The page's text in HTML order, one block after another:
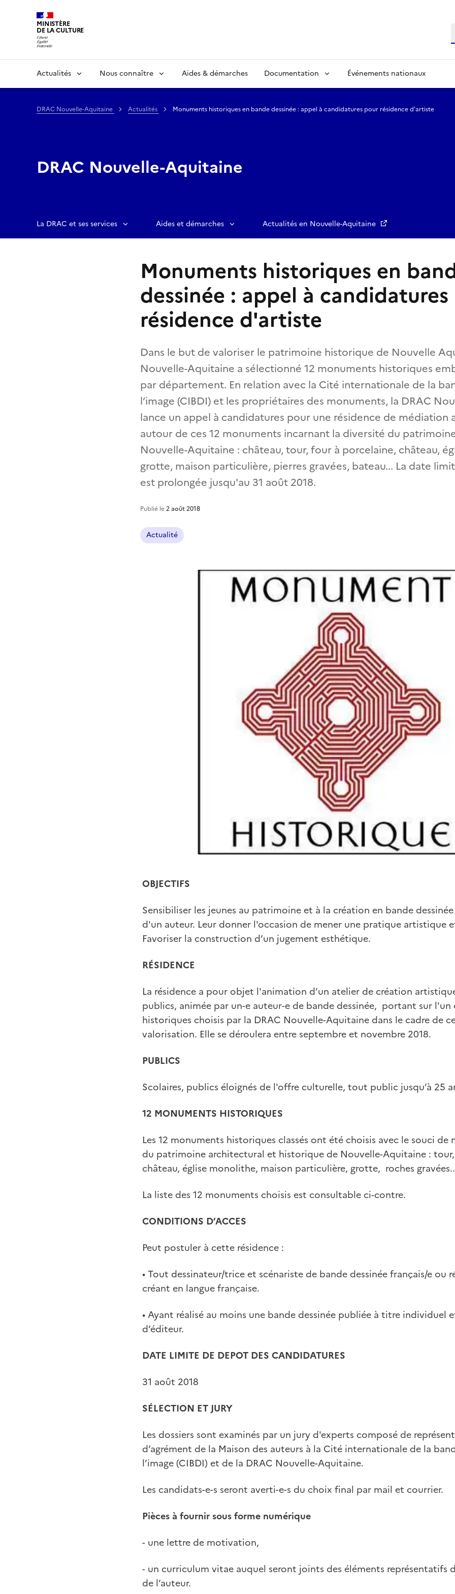
MINISTÈRE
DE LA CULTURE
Actualités Nous connaître Aides & démarches Documentation Événements nationaux
DRAC Nouvelle-Aquitaine Actualités Monuments historiques en bande dessinée : appel à candidatures pour résidence d'artiste
DRAC Nouvelle-Aquitaine
La DRAC et ses services Aides et démarches Actualités en Nouvelle-Aquitaine
Monuments historiques en
dessinée : appel à
résidence d'artiste
Dans le but de valoriser le patrimoine historique de Nouvelle
Nouvelle-Aquitaine a sélectionné 12 monuments historiques
par département. En relation avec la Cité internationale de la
l’image (CIBDI) et les propriétaires des monuments, la DRAC
lance un appel à candidatures pour une résidence de médiation
autour de ces 12 monuments incarnant la diversité du
Nouvelle-Aquitaine : château, tour, four à porcelaine, château,
grotte, maison particulière, pierres gravées, bateau... La date
est prolongée jusqu'au 31 août 2018.
Publié le2 août 2018
Actualité
OBJECTIFS
Sensibiliser les jeunes au patrimoine et à la création en bande
d'un auteur. Leur donner l'occasion de mener une pratique artistique
Favoriser la construction d’un jugement esthétique.
RÉSIDENCE
La résidence a pour objet l'animation d’un atelier de création
publics, animée par un-e auteur-e de bande dessinée, portant sur l'un
historiques choisis par la DRAC Nouvelle-Aquitaine dans le cadre de
valorisation. Elle se déroulera entre septembre et novembre 2018.
PUBLICS
Scolaires, publics éloignés de l'offre culturelle, tout public jusqu’à 25
12 MONUMENTS HISTORIQUES
Les 12 monuments historiques classés ont été choisis avec le souci
du patrimoine architectural et historique de Nouvelle-Aquitaine :
château, église monolithe, maison particulière, grotte, roches
La liste des 12 monuments choisis est consultable ci-contre.
CONDITIONS D’ACCES
Peut postuler à cette résidence :
• Tout dessinateur/trice et scénariste de bande dessinée français/e ou
créant en langue française.
• Ayant réalisé au moins une bande dessinée publiée à titre individuel
d’éditeur.
DATE LIMITE DE DEPOT DES CANDIDATURES
31 août 2018
SÉLECTION ET JURY
Les dossiers sont examinés par un jury d'experts composé de
d’agrément de la Maison des auteurs à la Cité internationale de la
l’image (CIBDI) et de la DRAC Nouvelle-Aquitaine.
Les candidats-e-s seront averti-e-s du choix final par mail et courrier.
Pièces à fournir sous forme numérique
- une lettre de motivation,
- un curriculum vitae auquel seront joints des éléments représentatifs
de l’auteur.